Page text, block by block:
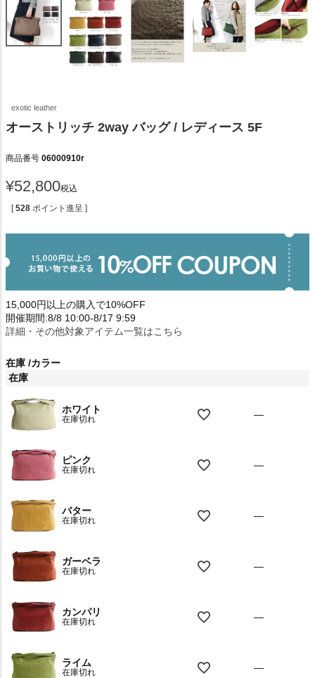
exotic leather
オーストリッチ 2way バッグ / レディース 5F
商品番号 06000910r
¥52,800税込
[ 528 ポイント進呈 ]
15,000円以上の購入で10%OFF
開催期間:8/8 10:00-8/17 9:59
詳細・その他対象アイテム一覧はこちら
在庫 カラー
在庫
ホワイト
在庫切れ —
ピンク
在庫切れ —
バター
在庫切れ —
ガーベラ
在庫切れ —
カンパリ
在庫切れ —
ライム
在庫切れ —